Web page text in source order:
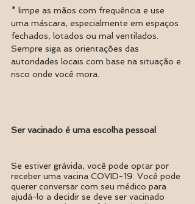
* limpe as mãos com frequência e use
uma máscara, especialmente em espaços
fechados, lotados ou mal ventilados.
Sempre siga as orientações das
autoridades locais com base na situação e
risco onde você mora.
Ser vacinado é uma escolha pessoal
Se estiver grávida, você pode optar por
receber uma vacina COVID-19. Você pode
querer conversar com seu médico para
ajudá-lo a decidir se deve ser vacinado